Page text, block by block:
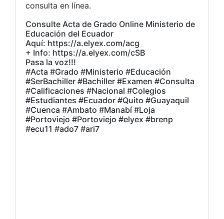
consulta en línea.
Consulte Acta de Grado Online Ministerio de
Educación del Ecuador
Aquí: https://a.elyex.com/acg
+ Info: https://a.elyex.com/cSB
Pasa la voz!!!
#Acta #Grado #Ministerio #Educación
#SerBachiller #Bachiller #Examen #Consulta
#Calificaciones #Nacional #Colegios
#Estudiantes #Ecuador #Quito #Guayaquil
#Cuenca #Ambato #Manabí #Loja
#Portoviejo #Portoviejo #elyex #brenp
#ecu11 #ado7 #ari7